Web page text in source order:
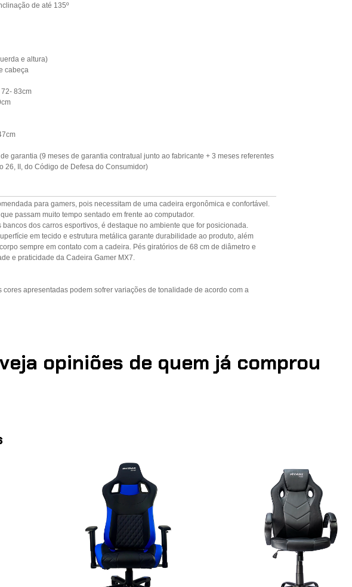
de até 135º
e altura)
cabeça
72- 83cm
garantia (9 meses de garantia contratual junto ao fabricante + 3 meses referentes
26, II, do Código de Defesa do Consumidor)
para gamers, pois necessitam de uma cadeira ergonômica e confortável.
passam muito tempo sentado em frente ao computador.
dos carros esportivos, é destaque no ambiente que for posicionada.
em tecido e estrutura metálica garante durabilidade ao produto, além
sempre em contato com a cadeira. Pés giratórios de 68 cm de diâmetro e
e praticidade da Cadeira Gamer MX7.
cores apresentadas podem sofrer variações de tonalidade de acordo com a
opiniões de quem já comprou